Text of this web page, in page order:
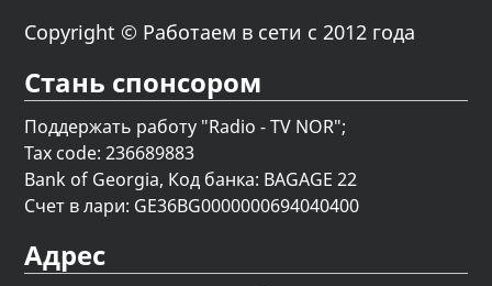
Copyright © Работаем в сети с 2012 года
Стань спонсором
Поддержать работу "Radio - TV NOR";
Tax code: 236689883
Bank of Georgia, Код банка: BAGAGE 22
Счет в лари: GE36BG0000000694040400
Адрес